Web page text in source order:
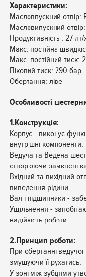
Характеристики:
Масловпускний
Масловипускний
Продуктивність : 27 лт/
Макс. постійна
Макс. постійний тиск:
Піковий тиск: 290 бар
Обертання: ліве
Особливості
1.Конструкція:
Корпус - виконує
внутрішні компоненти.
Ведуча та Ведена
створюючи замкнені
Вхідний та вихідний
виведення рідини.
Вал і підшипники -
Ущільнення -
надійність роботи.
2.Принцип роботи:
При обертанні
змушуючи її рухатись.
У зоні між зубцями